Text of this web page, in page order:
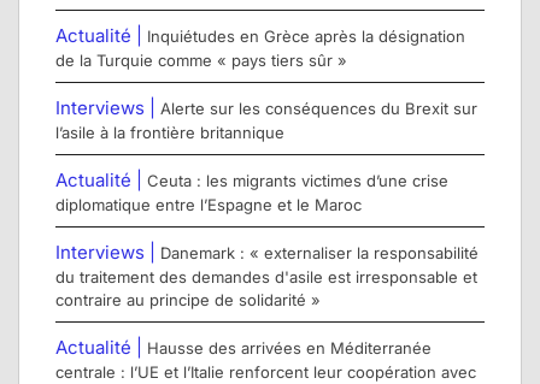
Actualité |
Inquiétudes en Grèce après la désignation
de la Turquie comme « pays tiers sûr »
Interviews | Alerte sur les conséquences du Brexit sur
l’asile à la frontière britannique
Actualité | Ceuta : les migrants victimes d’une crise
diplomatique entre l’Espagne et le Maroc
Interviews |
Danemark : « externaliser la responsabilité
du traitement des demandes d'asile est irresponsable et
contraire au principe de solidarité »
Actualité |
Hausse des arrivées en Méditerranée
centrale : l’UE et l’Italie renforcent leur coopération avec